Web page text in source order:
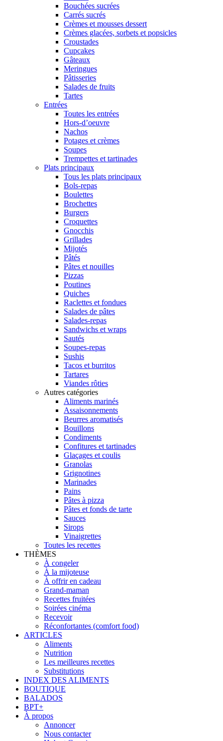
Bouchées sucrées
Carrés sucrés
Crèmes et mousses dessert
Crèmes glacées, sorbets et popsicles
Croustades
Cupcakes
Gâteaux
Meringues
Pâtisseries
Salades de fruits
Tartes
Entrées
Toutes les entrées
Hors-d’oeuvre
Nachos
Potages et crèmes
Soupes
Trempettes et tartinades
Plats principaux
Tous les plats principaux
Bols-repas
Boulettes
Brochettes
Burgers
Croquettes
Gnocchis
Grillades
Mijotés
Pâtés
Pâtes et nouilles
Pizzas
Poutines
Quiches
Raclettes et fondues
Salades de pâtes
Salades-repas
Sandwichs et wraps
Sautés
Soupes-repas
Sushis
Tacos et burritos
Tartares
Viandes rôties
Autres catégories
Aliments marinés
Assaisonnements
Beurres aromatisés
Bouillons
Condiments
Confitures et tartinades
Glaçages et coulis
Granolas
Grignotines
Marinades
Pains
Pâtes à pizza
Pâtes et fonds de tarte
Sauces
Sirops
Vinaigrettes
Toutes les recettes
THÈMES
À congeler
À la mijoteuse
À offrir en cadeau
Grand-maman
Recettes fruitées
Soirées cinéma
Recevoir
Réconfortantes (comfort food)
ARTICLES
Aliments
Nutrition
Les meilleures recettes
Substitutions
INDEX DES ALIMENTS
BOUTIQUE
BALADOS
BPT+
À propos
Annoncer
Nous contacter